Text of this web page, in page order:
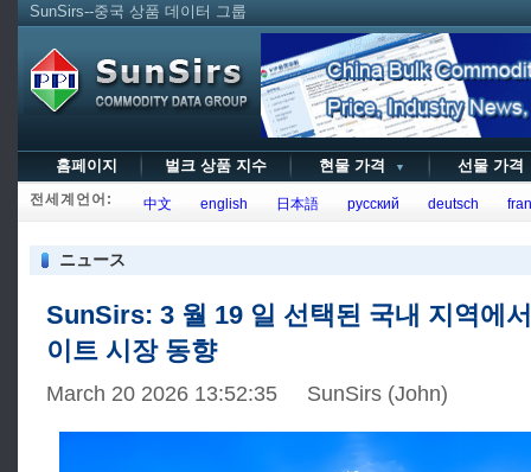
SunSirs--중국 상품 데이터 그룹
홈페이지 벌크 상품 지수 현물 가격 ▼ 선물 가
전세계언어: 中文 english 日本語 русский deutsch
ニュース
SunSirs: 3 월 19 일 선택된 국내 지역에
이트 시장 동향
March 20 2026 13:52:35 SunSirs (John)